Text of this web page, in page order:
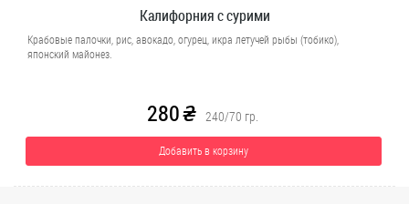
Калифорния с сурими
Крабовые палочки, рис, авокадо, огурец, икра летучей рыбы (тобико),
японский майонез.
280H 240/70 гр.
Добавить в корзину